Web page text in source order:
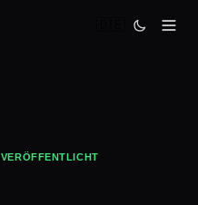
VERÖFFENTLICHT